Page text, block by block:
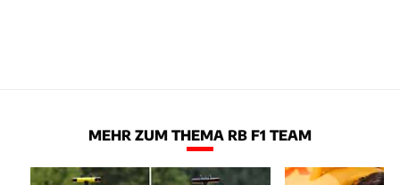
MEHR ZUM THEMA RB F1 TEAM